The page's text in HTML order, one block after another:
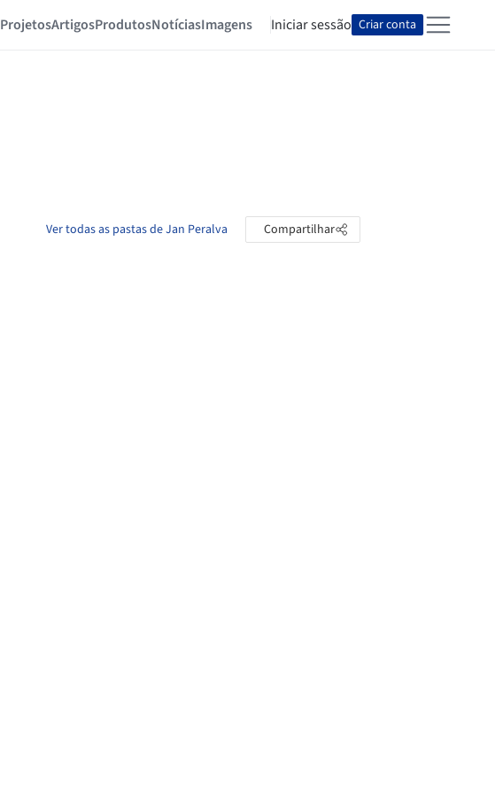
ProjetosArtigosProdutosNotíciasImagens Iniciar sessão Criar conta
Ver todas as pastas de Jan Peralva Compartilhar